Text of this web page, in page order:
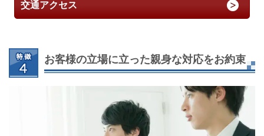
交通アクセス
お客様の立場に立った親身な対応をお約束